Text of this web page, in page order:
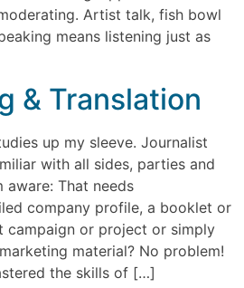
Artist talk, fish bowl
means listening just as
& Translation
up my sleeve. Journalist
with all sides, parties and
aware: That needs
company profile, a booklet or
campaign or project or simply
material? No problem!
the skills of […]